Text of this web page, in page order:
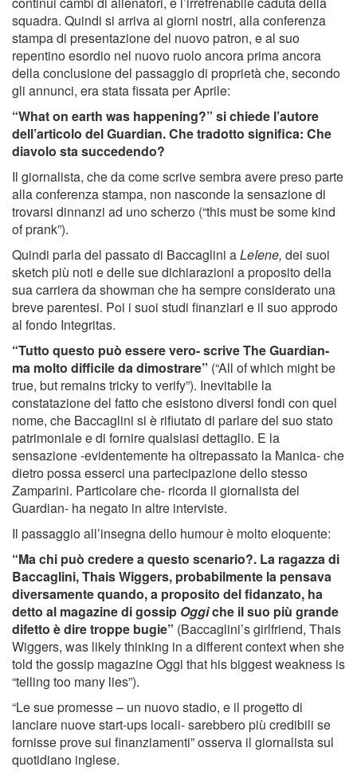
squadra. Quindi si arriva ai giorni nostri, alla conferenza
stampa di presentazione del nuovo patron, e al suo
repentino esordio nel nuovo ruolo ancora prima ancora
della conclusione del passaggio di proprietà che, secondo
gli annunci, era stata fissata per Aprile:
“What on earth was happening?” si chiede l’autore
dell’articolo del Guardian. Che tradotto significa: Che
diavolo sta succedendo?
Il giornalista, che da come scrive sembra avere preso parte
alla conferenza stampa, non nasconde la sensazione di
trovarsi dinnanzi ad uno scherzo (“this must be some kind
of prank”).
Quindi parla del passato di Baccaglini aLeIene, dei suoi
sketch più noti e delle sue dichiarazioni a proposito della
sua carriera da showman che ha sempre considerato una
breve parentesi. Poi i suoi studi finanziari e il suo approdo
al fondo Integritas.
“Tutto questo può essere vero- scrive The Guardian-
ma molto difficile da dimostrare” (“All of which might be
true, but remains tricky to verify”). Inevitabile la
constatazione del fatto che esistono diversi fondi con quel
nome, che Baccaglini si è rifiutato di parlare del suo stato
patrimoniale e di fornire qualsiasi dettaglio. E la
sensazione -evidentemente ha oltrepassato la Manica- che
dietro possa esserci una partecipazione dello stesso
Zamparini. Particolare che- ricorda il giornalista del
Guardian- ha negato in altre interviste.
Il passaggio all’insegna dello humour è molto eloquente:
“Ma chi può credere a questo scenario?. La ragazza di
Baccaglini, Thais Wiggers, probabilmente la pensava
diversamente quando, a proposito del fidanzato, ha
detto al magazine di gossip Oggiche il suo più grande
difetto è dire troppe bugie” (Baccaglini’s girlfriend, Thais
Wiggers, was likely thinking in a different context when she
told the gossip magazine Oggi that his biggest weakness is
“telling too many lies”).
“Le sue promesse – un nuovo stadio, e il progetto di
lanciare nuove start-ups locali- sarebbero più credibili se
fornisse prove sui finanziamenti” osserva il giornalista sul
quotidiano inglese.